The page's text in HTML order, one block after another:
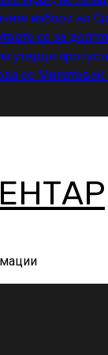
избори во
се за
утврди
со Милатовиќ: